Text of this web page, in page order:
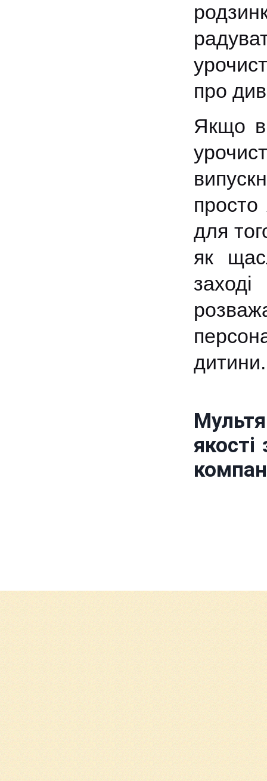
про
Якщо
просто
для
як
дитини.